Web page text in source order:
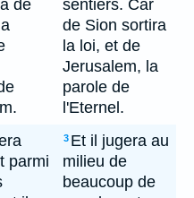
de
sentiers. Car
de Sion sortira
la loi, et de
Jerusalem, la
parole de
l'Eternel.
parmi
3 Et il jugera au
milieu de
beaucoup de